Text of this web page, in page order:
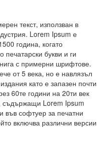
текст, използван в
Lorem Ipsum е
година, когато
печатарски букви и ги
с примерни шрифтове.
от 5 века, но е навлязъл
като е запазен почти
60те години на 20ти век
съдържащи Lorem Ipsum
софтуер за печатни
включва различни версии